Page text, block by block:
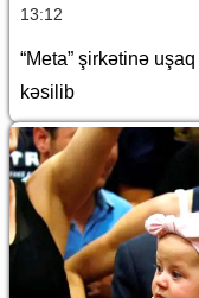
13:12
“Meta” şirkətinə
kəsilib